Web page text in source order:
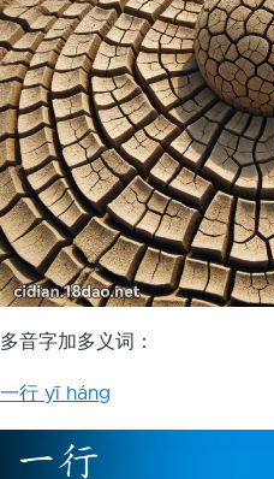
多音字加多义词：
一行 yī háng